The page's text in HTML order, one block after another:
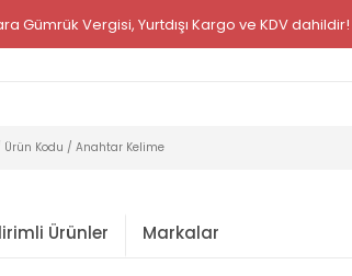
Gümrük Vergisi, Yurtdışı Kargo ve KDV dahildir!
Ürünler Markalar